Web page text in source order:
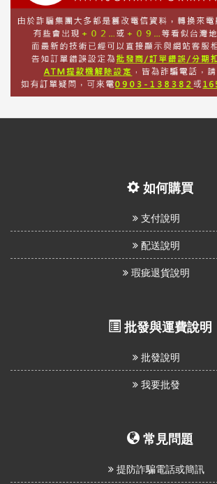
說
明
如何購買
支付說明
配送說明
瑕疵退貨說明
批發與運費說明
批發說明
我要批發
常見問題
提防詐騙電話或簡訊